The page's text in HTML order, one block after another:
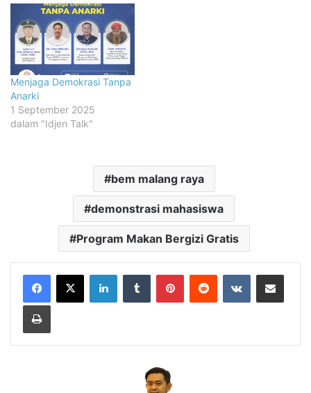
Menjaga Demokrasi Tanpa
Anarki
1 September 2025
dalam "Idjen Talk"
bem malang raya
demonstrasi mahasiswa
Program Makan Bergizi Gratis
LinkedInTumblr PinterestReddit VKontakteShare via Email
Print